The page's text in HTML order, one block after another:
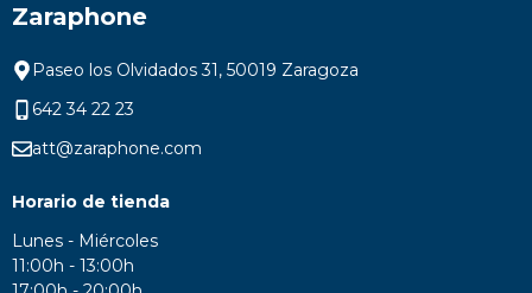
Zaraphone
Paseo los Olvidados 31, 50019 Zaragoza
642 34 22 23
att@zaraphone.com
Horario de tienda
Lunes - Miércoles
11:00h - 13:00h